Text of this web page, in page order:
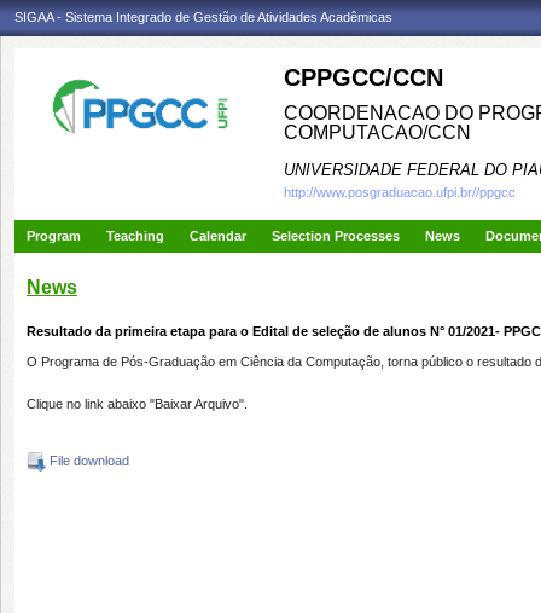
SIGAA - Sistema Integrado de Gestão de Atividades Acadêmicas
CPPGCC/CCN
COORDENACAO DO
COMPUTACAO/CCN
UNIVERSIDADE FEDERAL DO
http://www.posgraduacao.ufpi.br//ppgcc
Program Teaching Calendar Selection Processes News
News
Resultado da primeira etapa para o Edital de seleção de alunos N° 01/2021-
O Programa de Pós-Graduação em Ciência da Computação, torna público o
Clique no link abaixo "Baixar Arquivo".
File download